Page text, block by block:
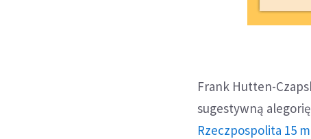
Frank Hutten-
sugestywną
Rzeczpospolita 15